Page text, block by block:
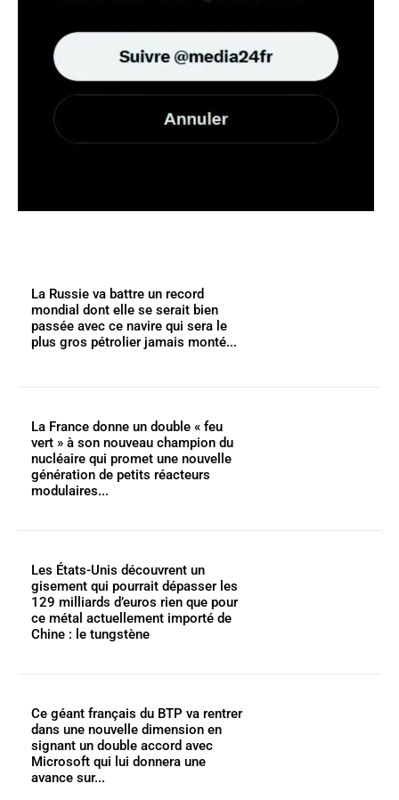
La Russie va battre un record
mondial dont elle se serait bien
passée avec ce navire qui sera le
plus gros pétrolier jamais monté...
La France donne un double « feu
vert » à son nouveau champion du
nucléaire qui promet une nouvelle
génération de petits réacteurs
modulaires...
Les États-Unis découvrent un
gisement qui pourrait dépasser les
129 milliards d’euros rien que pour
ce métal actuellement importé de
Chine : le tungstène
Ce géant français du BTP va rentrer
dans une nouvelle dimension en
signant un double accord avec
Microsoft qui lui donnera une
avance sur...